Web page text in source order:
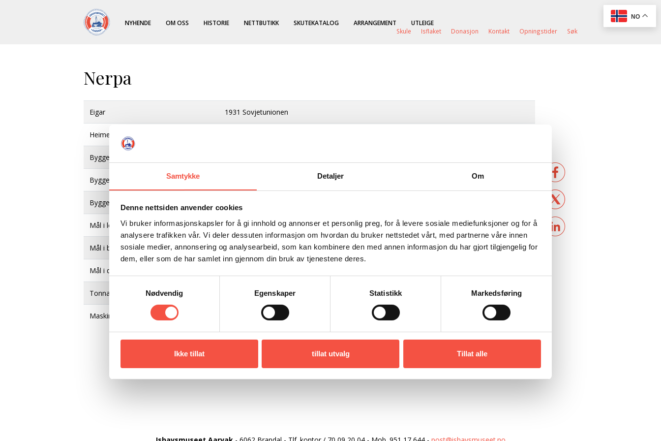
Samtykke Detaljer Om
Denne nettsiden anvender cookies
Vi bruker informasjonskapsler for å gi innhold og annonser et personlig preg, for å levere sosiale mediefunksjoner og for å
analysere trafikken vår. Vi deler dessuten informasjon om hvordan du bruker nettstedet vårt, med partnerne våre innen
sosiale medier, annonsering og analysearbeid, som kan kombinere den med annen informasjon du har gjort tilgjengelig for
dem, eller som de har samlet inn gjennom din bruk av tjenestene deres.
Samtykkevalg
Nødvendig
Egenskaper Statistikk Markedsføring
Ikke tillat tillat utvalg Tillat alle
NYHENDE OM OSS HISTORIE NETTBUTIKK SKUTEKATALOG ARRANGEMENT
UTLEIGE
Skule
Isflaket Donasjon Kontakt Opningstider Søk
NO
Nerpa
Eigar 1931 Sovjetunionen
Heimehamn
Byggeverft
Byggeår
Byggematerial Tre
Mål i lengde, byggeår 100,4 fot
Mål i breidde, byggeår 22,8 fot
Mål i djupne, byggeår
Tonnasje
Maskin, orginalt